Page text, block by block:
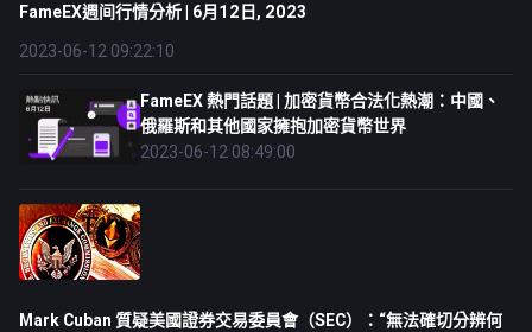
FameEX週间行情分析 | 6月12日, 2023
2023-06-12 09:22:10
FameEX 熱門話題 | 加密貨幣合法化熱潮：中國、
俄羅斯和其他國家擁抱加密貨幣世界
2023-06-12 08:49:00
Mark Cuban 質疑美國證券交易委員會（SEC）：“無法確切分辨何